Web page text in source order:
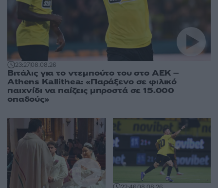
23:2708.08.26
Βιτάλις για το ντεμπούτο του στο ΑΕΚ –
Athens Kallithea: «Παράξενο σε φιλικό
παιχνίδι να παίζεις μπροστά σε 15.000
οπαδούς»